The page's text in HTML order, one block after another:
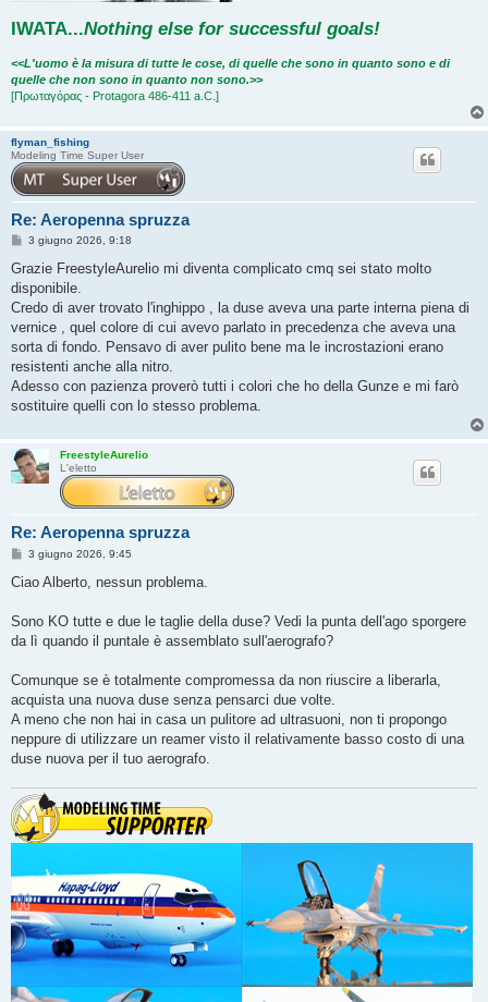
IWATA...Nothing else for successful goals!
<<L'uomo è la misura di tutte le cose, di quelle che sono in quanto sono e di
quelle che non sono in quanto non sono.>>
[Πρωταγόρας - Protagora 486-411 a.C.]
flyman_fishing
Modeling Time Super User
Re: Aeropenna spruzza
M
s
a
g
i
o
3 giugno 2026, 9:18
Grazie FreestyleAurelio mi diventa complicato cmq sei stato molto
disponibile.
Credo di aver trovato l'inghippo , la duse aveva una parte interna piena di
vernice , quel colore di cui avevo parlato in precedenza che aveva una
sorta di fondo. Pensavo di aver pulito bene ma le incrostazioni erano
resistenti anche alla nitro.
Adesso con pazienza proverò tutti i colori che ho della Gunze e mi farò
sostituire quelli con lo stesso problema.
FreestyleAurelio
L'eletto
Re: Aeropenna spruzza
M
s
g
i
3 giugno 2026, 9:45
Ciao Alberto, nessun problema.
Sono KO tutte e due le taglie della duse? Vedi la punta dell'ago sporgere
da lì quando il puntale è assemblato sull'aerografo?
Comunque se è totalmente compromessa da non riuscire a liberarla,
acquista una nuova duse senza pensarci due volte.
A meno che non hai in casa un pulitore ad ultrasuoni, non ti propongo
neppure di utilizzare un reamer visto il relativamente basso costo di una
duse nuova per il tuo aerografo.